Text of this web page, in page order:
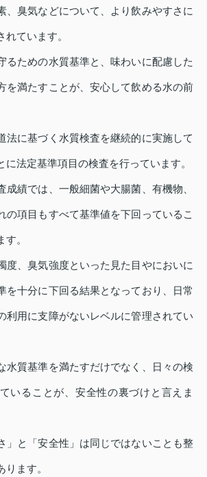
、臭気などについて、より飲みやすさに
ています。
るための水質基準と、味わいに配慮した
を満たすことが、安心して飲める水の前
法に基づく水質検査を継続的に実施して
に法定基準項目の検査を行っています。
成績では、一般細菌や大腸菌、有機物、
の項目もすべて基準値を下回っているこ
。
度、臭気強度といった見た目やにおいに
を十分に下回る結果となっており、日常
利用に支障がないレベルに管理されてい
水質基準を満たすだけでなく、日々の検
いることが、安全性の裏づけと言えま
」と「安全性」は同じではないことも整
ます。